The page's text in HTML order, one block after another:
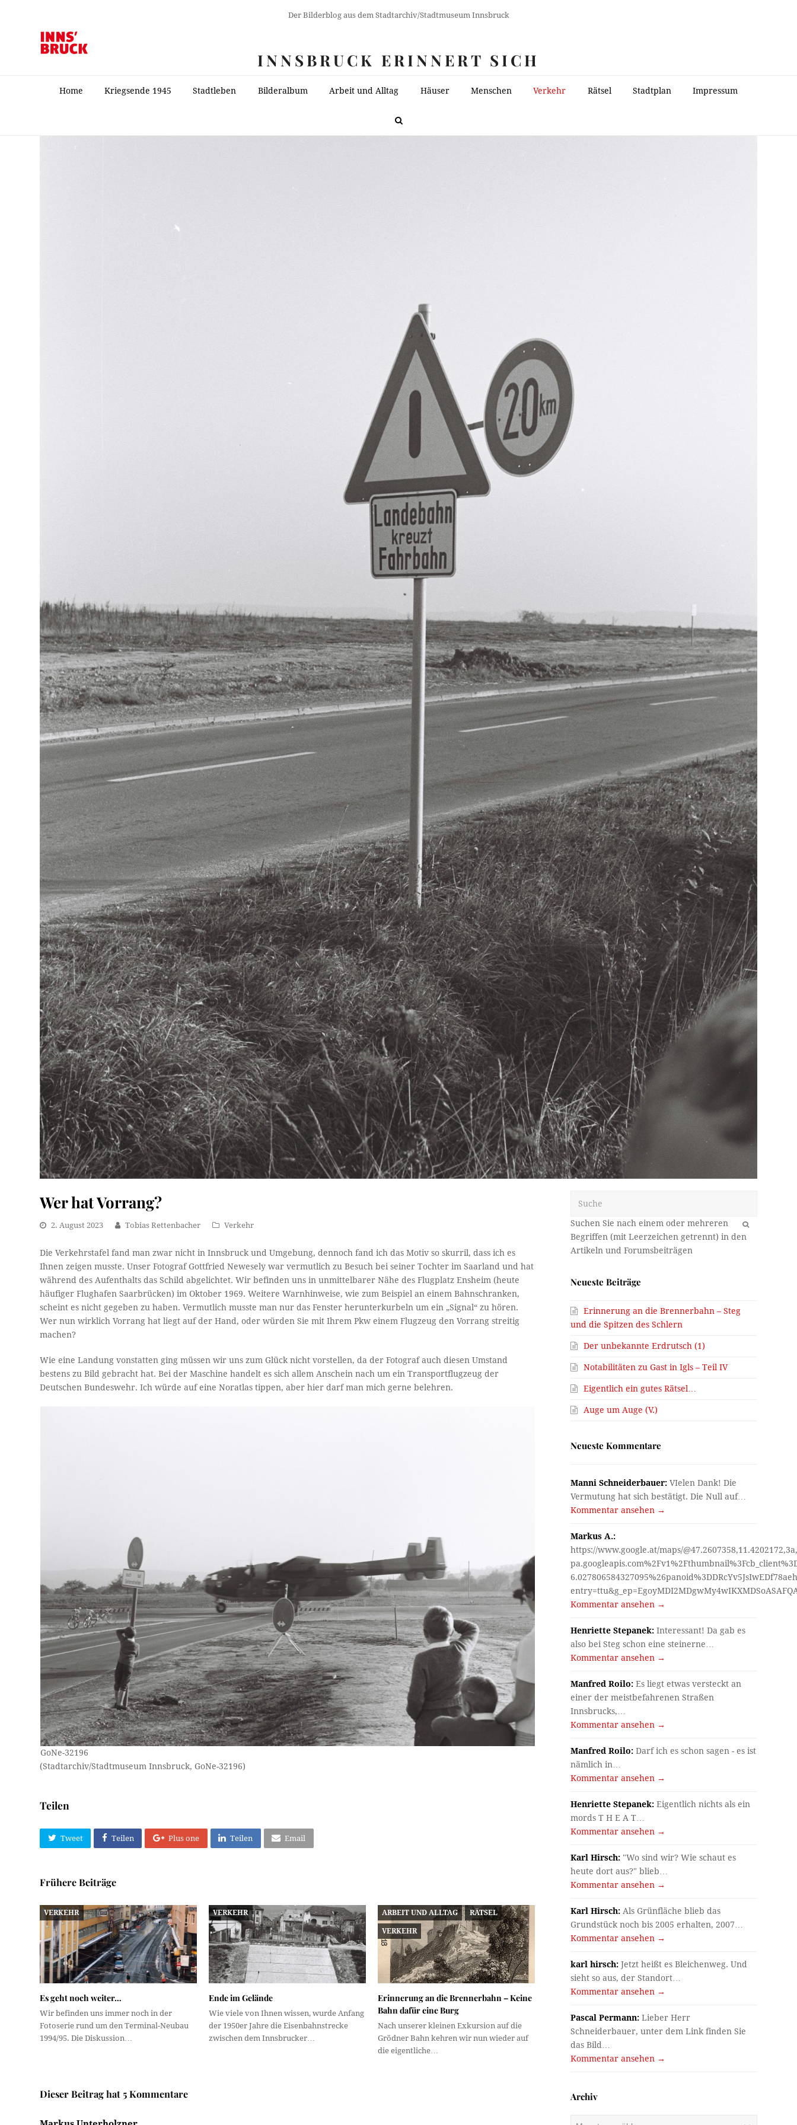
Der Bilderblog aus dem Stadtarchiv/Stadtmuseum Innsbruck
INNSBRUCK ERINNERT SICH
Home Kriegsende 1945 Stadtleben Bilderalbum Arbeit und Alltag Häuser Menschen Verkehr Rätsel Stadtplan Impressum
Wer hat Vorrang?
2. August 2023 Tobias Rettenbacher Verkehr
Die Verkehrstafel fand man zwar nicht in Innsbruck und Umgebung, dennoch fand ich das Motiv so skurril, dass ich es
Ihnen zeigen musste. Unser Fotograf Gottfried Newesely war vermutlich zu Besuch bei seiner Tochter im Saarland und hat
während des Aufenthalts das Schild abgelichtet. Wir befinden uns in unmittelbarer Nähe des Flugplatz Ensheim (heute
häufiger Flughafen Saarbrücken) im Oktober 1969. Weitere Warnhinweise, wie zum Beispiel an einem Bahnschranken,
scheint es nicht gegeben zu haben. Vermutlich musste man nur das Fenster herunterkurbeln um ein „Signal“ zu hören.
Wer nun wirklich Vorrang hat liegt auf der Hand, oder würden Sie mit Ihrem Pkw einem Flugzeug den Vorrang streitig
machen?
Wie eine Landung vonstatten ging müssen wir uns zum Glück nicht vorstellen, da der Fotograf auch diesen Umstand
bestens zu Bild gebracht hat. Bei der Maschine handelt es sich allem Anschein nach um ein Transportflugzeug der
Deutschen Bundeswehr. Ich würde auf eine Noratlas tippen, aber hier darf man mich gerne belehren.
GoNe-32196
(Stadtarchiv/Stadtmuseum Innsbruck, GoNe-32196)
Teilen
Tweet Teilen Plus one Teilen Email
Frühere Beiträge
VERKEHR
Es geht noch weiter…
Wir befinden uns immer noch in der
Fotoserie rund um den Terminal-Neubau
1994/95. Die Diskussion…
VERKEHR
Ende im Gelände
Wie viele von Ihnen wissen, wurde Anfang
der 1950er Jahre die Eisenbahnstrecke
zwischen dem Innsbrucker…
ARBEIT UND ALLTAG RÄTSEL
VERKEHR
Erinnerung an die Brennerbahn – Keine
Bahn dafür eine Burg
Nach unserer kleinen Exkursion auf die
Grödner Bahn kehren wir nun wieder auf
die eigentliche…
Dieser Beitrag hat 5 Kommentare
OK
Neueste Beiträge
Erinnerung an die Brennerbahn – Steg
und die Spitzen des Schlern
Der unbekannte Erdrutsch (1)
Notabilitäten zu Gast in Igls – Teil IV
Eigentlich ein gutes Rätsel…
Auge um Auge (V.)
Neueste Kommentare
Manni Schneiderbauer: VIelen Dank! Die
Vermutung hat sich bestätigt. Die Null auf…
Kommentar ansehen →
Markus A.:
https://www.google.at/maps/
Kommentar ansehen →
Henriette Stepanek: Interessant! Da gab es
also bei Steg schon eine steinerne…
Kommentar ansehen →
Manfred Roilo: Es liegt etwas versteckt an
einer der meistbefahrenen Straßen
Innsbrucks,…
Kommentar ansehen →
Manfred Roilo: Darf ich es schon sagen - es ist
nämlich in…
Kommentar ansehen →
Henriette Stepanek: Eigentlich nichts als ein
mords T H E A T…
Kommentar ansehen →
Karl Hirsch: "Wo sind wir? Wie schaut es
heute dort aus?" blieb…
Kommentar ansehen →
Karl Hirsch: Als Grünfläche blieb das
Grundstück noch bis 2005 erhalten, 2007…
Kommentar ansehen →
karl hirsch: Jetzt heißt es Bleichenweg. Und
sieht so aus, der Standort…
Kommentar ansehen →
Pascal Permann: Lieber Herr
Schneiderbauer, unter dem Link finden Sie
das Bild…
Kommentar ansehen →
Archiv
Archiv